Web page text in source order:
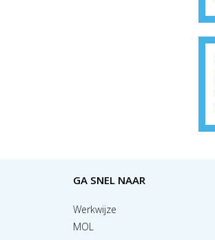
GA SNEL NAAR
Werkwijze
MOL